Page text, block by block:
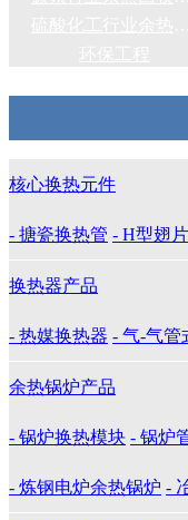
核心换热元件
- 搪瓷换热管 - H型翅
换热器产品
- 热媒换热器 - 气-气管
余热锅炉产品
- 锅炉换热模块 - 锅炉
- 炼钢电炉余热锅炉 -